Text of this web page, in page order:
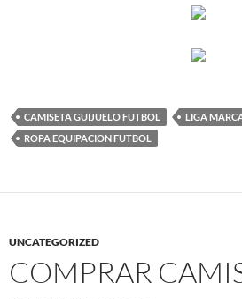
CAMISETA GUIJUELO FUTBOL
LIGA
ROPA EQUIPACION FUTBOL
UNCATEGORIZED
COMPRAR